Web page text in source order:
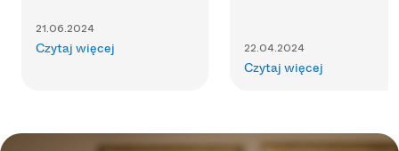
21.06.2024
Czytaj więcej 22.04.2024
Czytaj więcej